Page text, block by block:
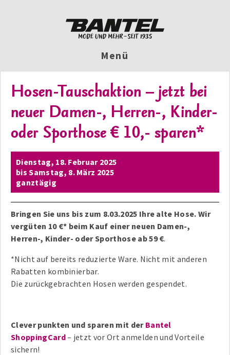
Menü
Hosen-Tauschaktion – jetzt bei
neuer Damen-, Herren-, Kinder-
oder Sporthose € 10,- sparen*
Dienstag, 18. Februar 2025
bis Samstag, 8. März 2025
ganztägig
Bringen Sie uns bis zum 8.03.2025 Ihre alte Hose. Wir
vergüten 10 €* beim Kauf einer neuen Damen-,
Herren-, Kinder- oder Sporthose ab 59 €.
*Nicht auf bereits reduzierte Ware. Nicht mit anderen
Rabatten kombinierbar.
Die zurückgebrachten Hosen werden gespendet.
Clever punkten und sparen mit der Bantel
ShoppingCard– jetzt vor Ort anmelden und Vorteile
sichern!